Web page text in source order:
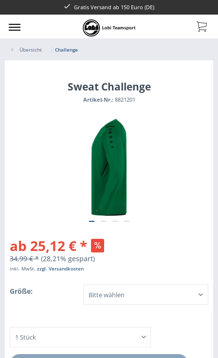
Gratis Versand ab 150 Euro (DE)
Übersicht Challenge
Sweat Challenge
Artikel-Nr.: 8821201
ab 25,12 € *
34,99 € * (28,21% gespart)
inkl. MwSt. zzgl. Versandkosten
Größe: